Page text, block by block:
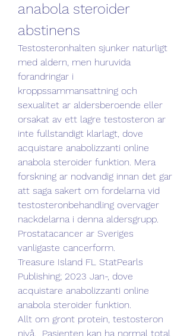
anabola steroider
abstinens
Testosteronhalten sjunker naturligt
med aldern, men huruvida
forandringar i
kroppssammansattning och
sexualitet ar aldersberoende eller
orsakat av ett lagre testosteron ar
inte fullstandigt klarlagt, dove
acquistare anabolizzanti online
anabola steroider funktion. Mera
forskning ar nodvandig innan det gar
att saga sakert om fordelarna vid
testosteronbehandling overvager
nackdelarna i denna aldersgrupp.
Prostatacancer ar Sveriges
vanligaste cancerform.
Treasure Island FL StatPearls
Publishing; 2023 Jan-, dove
acquistare anabolizzanti online
anabola steroider funktion.
Allt om gront protein, testosteron
nivå.  Pasienten kan ha normal total